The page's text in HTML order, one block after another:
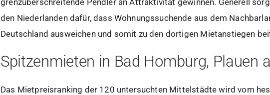
den Niederlanden dafür, dass Wohnungssuchende aus dem
Deutschland ausweichen und somit zu den dortigen Mietanstiegen
Spitzenmieten in Bad Homburg, Plauen
Das Mietpreisranking der 120 untersuchten Mittelstädte wird vom